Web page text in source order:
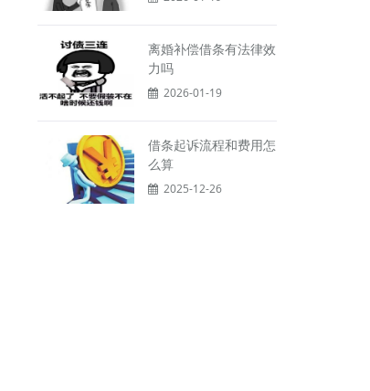
离婚补偿借条有法律效
力吗
2026-01-19
借条起诉流程和费用怎
么算
2025-12-26